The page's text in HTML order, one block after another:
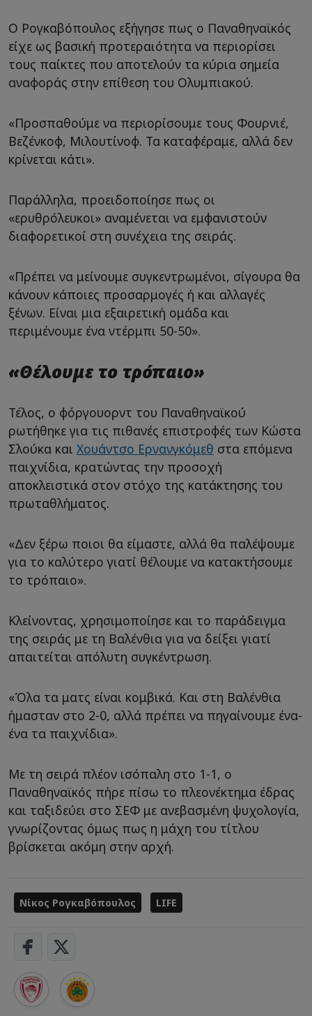
Ο Ρογκαβόπουλος εξήγησε πως ο Παναθηναϊκός
είχε ως βασική προτεραιότητα να περιορίσει
τους παίκτες που αποτελούν τα κύρια σημεία
αναφοράς στην επίθεση του Ολυμπιακού.
«Προσπαθούμε να περιορίσουμε τους Φουρνιέ,
Βεζένκοφ, Μιλουτίνοφ. Τα καταφέραμε, αλλά δεν
κρίνεται κάτι».
Παράλληλα, προειδοποίησε πως οι
«ερυθρόλευκοι» αναμένεται να εμφανιστούν
διαφορετικοί στη συνέχεια της σειράς.
«Πρέπει να μείνουμε συγκεντρωμένοι, σίγουρα θα
κάνουν κάποιες προσαρμογές ή και αλλαγές
ξένων. Είναι μια εξαιρετική ομάδα και
περιμένουμε ένα ντέρμπι 50-50».
«Θέλουμε το τρόπαιο»
Τέλος, ο φόργουορντ του Παναθηναϊκού
ρωτήθηκε για τις πιθανές επιστροφές των Κώστα
Σλούκα και Χουάντσο Ερνανγκόμεθ στα επόμενα
παιχνίδια, κρατώντας την προσοχή
αποκλειστικά στον στόχο της κατάκτησης του
πρωταθλήματος.
«Δεν ξέρω ποιοι θα είμαστε, αλλά θα παλέψουμε
για το καλύτερο γιατί θέλουμε να κατακτήσουμε
το τρόπαιο».
Κλείνοντας, χρησιμοποίησε και το παράδειγμα
της σειράς με τη Βαλένθια για να δείξει γιατί
απαιτείται απόλυτη συγκέντρωση.
«Όλα τα ματς είναι κομβικά. Και στη Βαλένθια
ήμασταν στο 2-0, αλλά πρέπει να πηγαίνουμε ένα-
ένα τα παιχνίδια».
Με τη σειρά πλέον ισόπαλη στο 1-1, ο
Παναθηναϊκός πήρε πίσω το πλεονέκτημα έδρας
και ταξιδεύει στο ΣΕΦ με ανεβασμένη ψυχολογία,
γνωρίζοντας όμως πως η μάχη του τίτλου
βρίσκεται ακόμη στην αρχή.
Νίκος Ρογκαβόπουλος LIFE